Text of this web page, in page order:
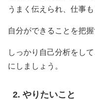
うまく伝えられ、仕事
自分ができることを把
しっかり自己分析をし
にしましょう。
やりたいこと